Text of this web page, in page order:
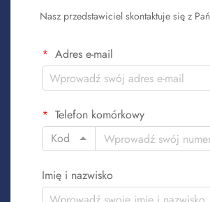
Nasz przedstawiciel skontaktuje się z
Adres e-mail
Telefon komórkowy
Kod
Imię i nazwisko